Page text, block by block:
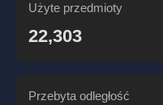
Użyte przedmioty
22,303
Przebyta odległość